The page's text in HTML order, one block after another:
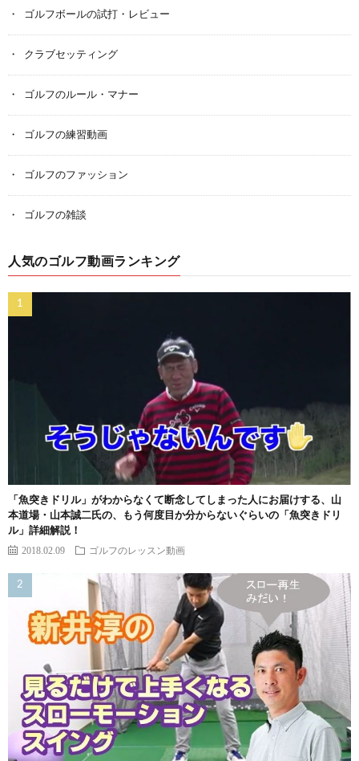
ゴルフボールの試打・レビュー
クラブセッティング
ゴルフのルール・マナー
ゴルフの練習動画
ゴルフのファッション
ゴルフの雑談
人気のゴルフ動画ランキング
「魚突きドリル」がわからなくて断念してしまった人にお届けする、山
本道場・山本誠二氏の、もう何度目か分からないぐらいの「魚突きドリ
ル」詳細解説！
2018.02.09 ゴルフのレッスン動画